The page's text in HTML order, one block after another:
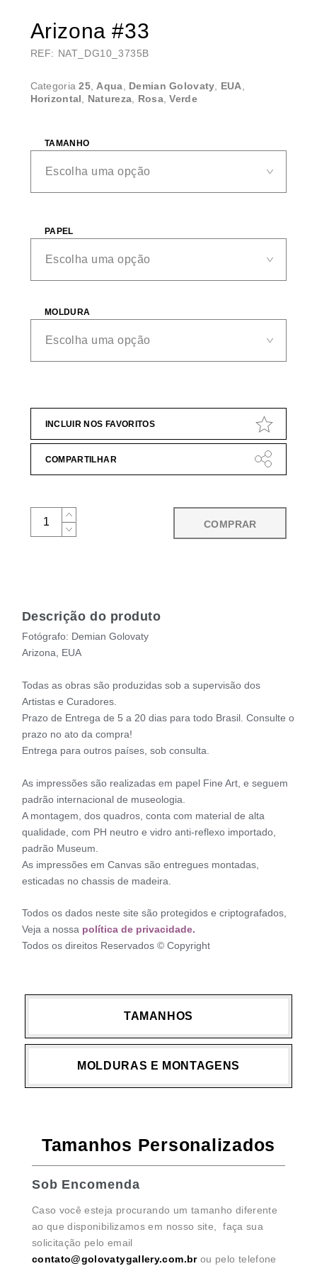
Arizona #33
REF: NAT_DG10_3735B
Categoria25, Aqua Demian Golovaty EUA
Horizontal
Natureza Rosa,Verde
TAMANHO
PAPEL
MOLDURA
INCLUIR NOS FAVORITOS
COMPARTILHAR
COMPRAR
Descrição do produto
Fotógrafo: Demian Golovaty
Arizona, EUA
Todas as obras são produzidas sob a supervisão dos
Artistas e Curadores.
Prazo de Entrega de 5 a 20 dias para todo Brasil. Consulte o
prazo no ato da compra!
Entrega para outros países, sob consulta.
As impressões são realizadas em papel Fine Art, e seguem
padrão internacional de museologia.
A montagem, dos quadros, conta com material de alta
qualidade, com PH neutro e vidro anti-reflexo importado,
padrão Museum.
As impressões em Canvas são entregues montadas,
esticadas no chassis de madeira.
Todos os dados neste site são protegidos e criptografados,
Veja a nossa política de privacidade.
Todos os direitos Reservados © Copyright
TAMANHOS
MOLDURAS E MONTAGENS
Tamanhos Personalizados
Sob Encomenda
Caso você esteja procurando um tamanho diferente
ao que disponibilizamos em nosso site, faça sua
solicitação pelo email
contato@golovatygallery.com.brou pelo telefone